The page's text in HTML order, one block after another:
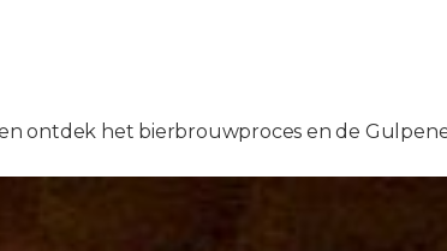
ontdek het bierbrouwproces en de